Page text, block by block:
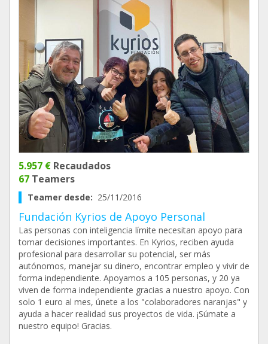
5.957 € Recaudados
67 Teamers
Teamer desde: 25/11/2016
Fundación Kyrios de Apoyo Personal
Las personas con inteligencia límite necesitan apoyo para
tomar decisiones importantes. En Kyrios, reciben ayuda
profesional para desarrollar su potencial, ser más
autónomos, manejar su dinero, encontrar empleo y vivir de
forma independiente. Apoyamos a 105 personas, y 20 ya
viven de forma independiente gracias a nuestro apoyo. Con
solo 1 euro al mes, únete a los "colaboradores naranjas" y
ayuda a hacer realidad sus proyectos de vida. ¡Súmate a
nuestro equipo! Gracias.